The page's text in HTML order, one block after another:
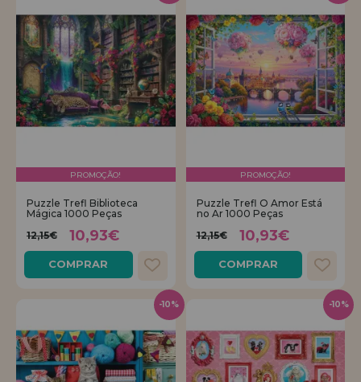
PROMOÇÃO!
Puzzle Trefl Biblioteca
Mágica 1000 Peças
12,15€
10,93€
COMPRAR
PROMOÇÃO!
Puzzle Trefl O Amor Está
no Ar 1000 Peças
12,15€
10,93€
COMPRAR
-10% -10%